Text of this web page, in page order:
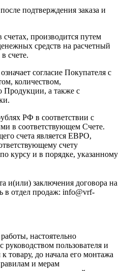
подтверждения заказа и
производится путем
средств на расчетный
счете.
согласие Покупателя с
количеством,
Продукции, а также с
РФ в соответствии с
в соответствующем Счете.
счета является ЕВРО,
cчету
курсу и в порядке, указанному
и(или) заключения договора на
в отдел продаж: info@vrf-
настоятельно
руководством пользователя и
товару, до начала его монтажа
и мерам